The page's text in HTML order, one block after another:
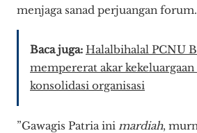
menjaga sanad perjuangan forum.
Baca juga: Halalbihalal PCNU
mempererat akar
konsolidasi organisasi
​”Gawagis Patria ini mardiah,